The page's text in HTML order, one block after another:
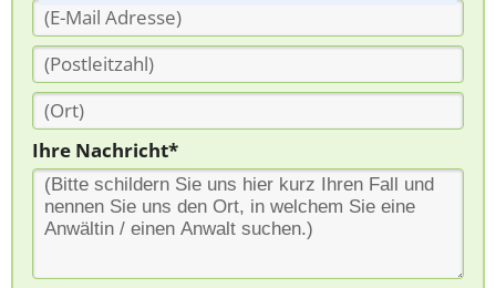
Ihre Nachricht*